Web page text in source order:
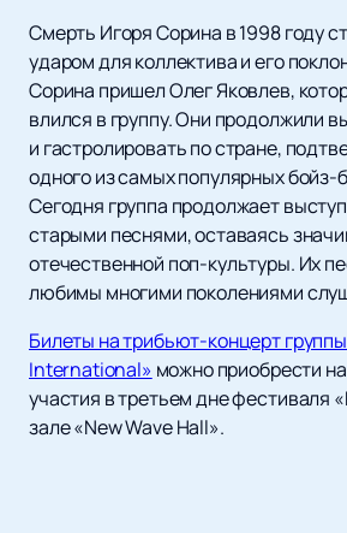
Смерть Игоря Сорина в 1998 году
ударом для коллектива и его
Сорина пришел Олег Яковлев,
влился в группу. Они продолжили
и гастролировать по стране,
одного из самых популярных бойз-
Сегодня группа продолжает
старыми песнями, оставаясь
отечественной поп-культуры. Их
любимы многими поколениями
Билеты на трибьют-концерт
International» можно приобрести
участия в третьем дне фестиваля
зале «New Wave Hall».